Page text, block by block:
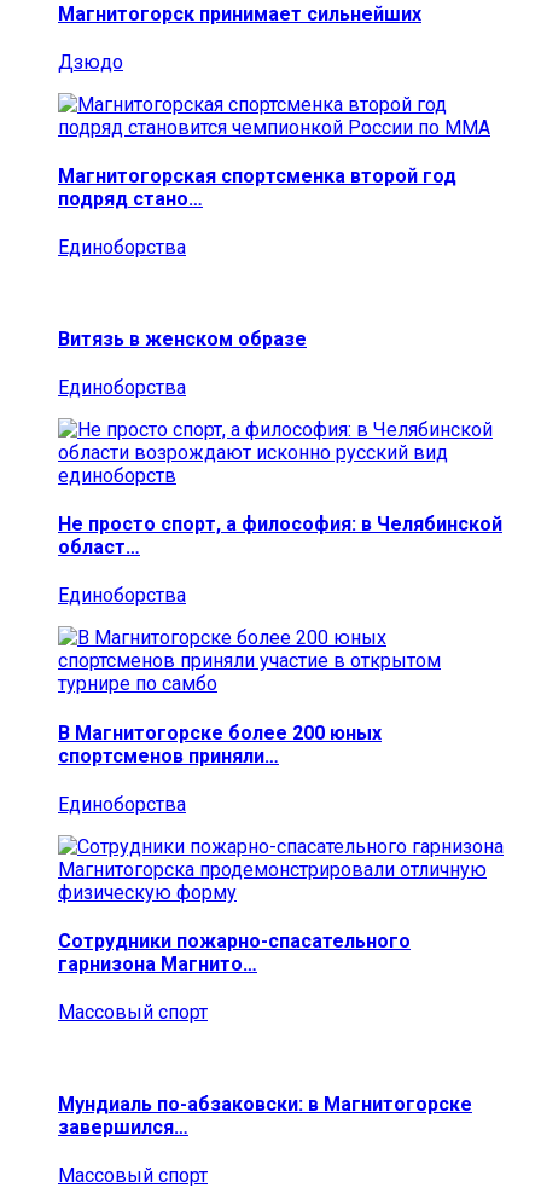
Магнитогорск принимает сильнейших
Дзюдо
Магнитогорская спортсменка второй год
подряд стано…
Единоборства
Витязь в женском образе
Единоборства
Не просто спорт, а философия: в Челябинской
област…
Единоборства
В Магнитогорске более 200 юных
спортсменов приняли…
Единоборства
Сотрудники пожарно-спасательного
гарнизона Магнито…
Массовый спорт
Мундиаль по-абзаковски: в Магнитогорске
завершился…
Массовый спорт